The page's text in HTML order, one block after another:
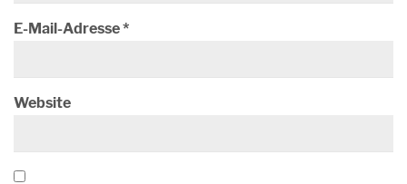
E-Mail-Adresse*
Website